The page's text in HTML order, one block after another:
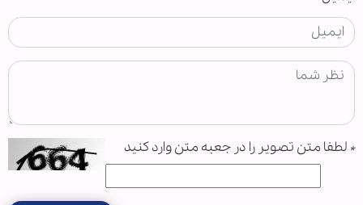
* لطفا متن تصویر را در جعبه متن وارد کنید